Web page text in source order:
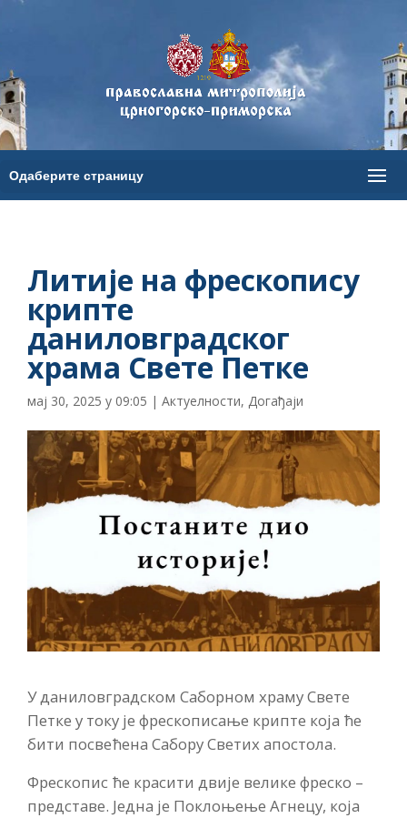
Литије на фрескопису
крипте
даниловградског
храма Свете Петке
мај 30, 2025 у 09:05 | Актуелности, Догађаји
У даниловградском Саборном храму Свете
Петке у току је фрескописање крипте која ће
бити посвећена Сабору Светих апостола.
Фрескопис ће красити двије велике фреско –
представе. Једна је Поклоњење Агнецу, која